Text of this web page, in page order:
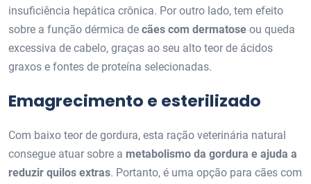
insuficiência hepática crônica. Por outro lado, tem efeito
sobre a função dérmica de cães com dermatose ou queda
excessiva de cabelo, graças ao seu alto teor de ácidos
graxos e fontes de proteína selecionadas.
Emagrecimento e esterilizado
Com baixo teor de gordura, esta ração veterinária natural
consegue atuar sobre a metabolismo da gordura e ajuda a
reduzir quilos extras. Portanto, é uma opção para cães com